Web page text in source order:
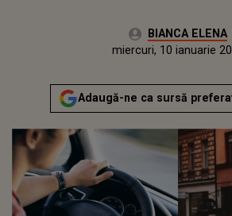
Autor:BIANCA ELENA
sâmbătă, 14 ianuarie 2023
Actualizat:
miercuri, 10 ianuarie
Adaugă-ne ca sursă